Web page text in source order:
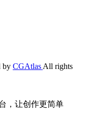
by CGAtlas All rights
，让创作更简单